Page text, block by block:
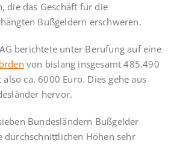
die das Geschäft für die
Bußgeldern erschweren.
berichtete unter Berufung auf eine
von bislang insgesamt 485.490
ca. 6000 Euro. Dies gehe aus
hervor.
Bundesländern Bußgelder
durchschnittlichen Höhen sehr